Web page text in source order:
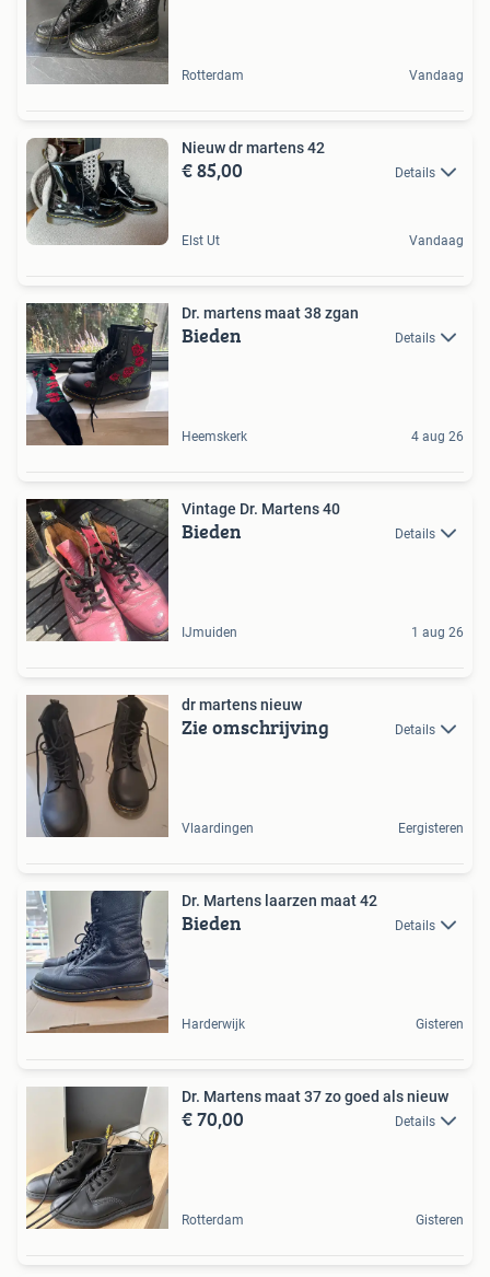
Rotterdam Vandaag
Nieuw dr martens 42
€ 85,00 Details
Elst Ut Vandaag
Dr. martens maat 38 zgan
Bieden Details
Heemskerk 4 aug 26
Vintage Dr. Martens 40
Bieden Details
IJmuiden 1 aug 26
dr martens nieuw
Zie omschrijving Details
Vlaardingen Eergisteren
Dr. Martens laarzen maat 42
Bieden Details
Harderwijk Gisteren
Dr. Martens maat 37 zo goed als nieuw
€ 70,00 Details
Rotterdam Gisteren